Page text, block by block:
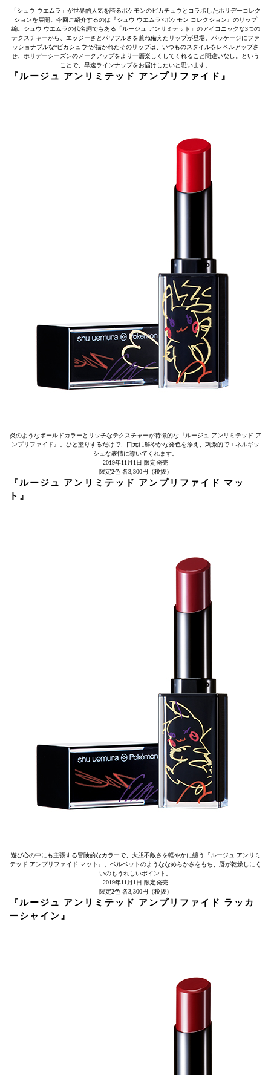
「シュウ ウエムラ」が世界的人気を誇るポケモンのピカチュウとコラボしたホリデーコレク
ションを展開。今回ご紹介するのは『シュウ ウエムラ×ポケモン コレクション』のリップ
編。シュウ ウエムラの代名詞でもある「ルージュ アンリミテッド」のアイコニックな3つの
テクスチャーから、エッジーさとパワフルさを兼ね備えたリップが登場。パッケージにファ
ッショナブルな“ピカシュウ”が描かれたそのリップは、いつものスタイルをレベルアップさ
せ、ホリデーシーズンのメークアップをより一層楽しくしてくれること間違いなし。という
ことで、早速ラインナップをお届けしたいと思います。
『ルージュ アンリミテッド アンプリファイド』
炎のようなボールドカラーとリッチなテクスチャーが特徴的な『ルージュ アンリミテッド ア
ンプリファイド』。ひと塗りするだけで、口元に鮮やかな発色を添え、刺激的でエネルギッ
シュな表情に導いてくれます。
2019年11月1日 限定発売
限定2色 各3,300円（税抜）
『ルージュ アンリミテッド アンプリファイド マッ
ト』
遊び心の中にも主張する冒険的なカラーで、大胆不敵さを軽やかに纏う『ルージュ アンリミ
テッド アンプリファイド マット』。ベルベットのようななめらかさをもち、唇が乾燥しにく
いのもうれしいポイント。
2019年11月1日 限定発売
限定2色 各3,300円（税抜）
『ルージュ アンリミテッド アンプリファイド ラッカ
ーシャイン』